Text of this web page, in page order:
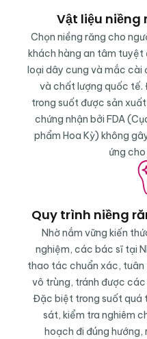
Vật liệu
Chọn niềng răng cho
khách hàng an tâm tuyệt
loại dây cung và mắc cài
và chất lượng quốc tế.
trong suốt được sản
chứng nhận bởi FDA
phẩm Hoa Kỳ) không
ứng
Quy trình niềng
Nhờ nắm vững kiến
nghiệm, các bác sĩ tại
thao tác chuẩn xác,
vô trùng, tránh được
Đặc biệt trong suốt quá
sát, kiểm tra nghiêm
hoạch đi đúng hướng,